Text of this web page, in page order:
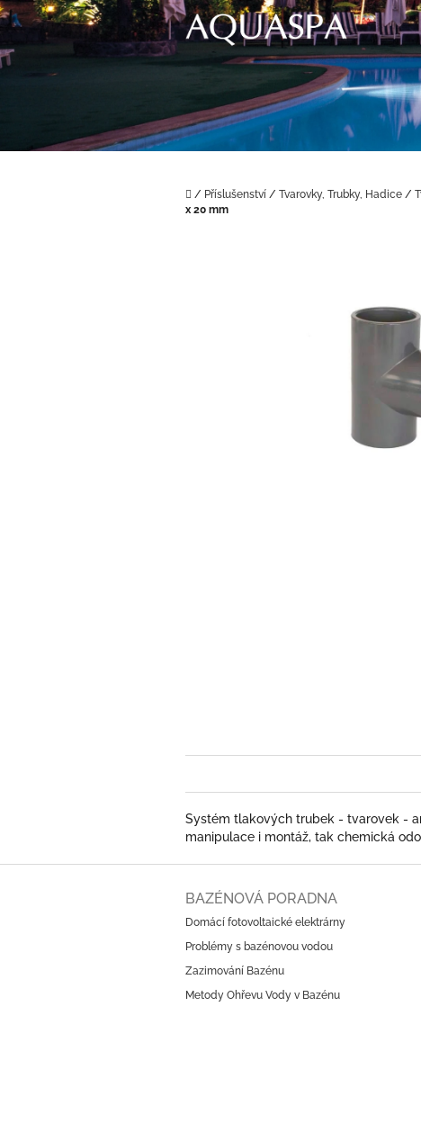
Přejít
na
Domů
/ Příslušenství / Tvarovky, Trubky, Hadice /
x 20 mm
Systém tlakových trubek - tvarovek -
manipulace i montáž, tak chemická
BAZÉNOVÁ PORADNA
Domácí fotovoltaické elektrárny
Problémy s bazénovou vodou
Zazimování Bazénu
Metody Ohřevu Vody v Bazénu